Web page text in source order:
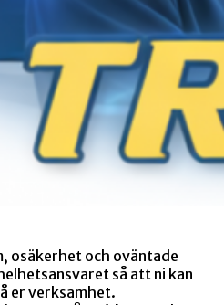
osäkerhet och oväntade
så att ni kan
er verksamhet.